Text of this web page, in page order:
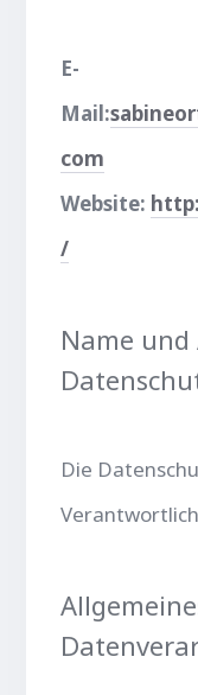
E-
Mail:
com
Website:
/
Name
Die